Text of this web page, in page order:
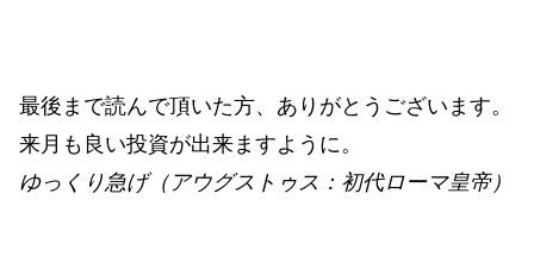
最後まで読んで頂いた方、ありがとうございます。
来月も良い投資が出来ますように。
ゆっくり急げ（アウグストゥス：初代ローマ皇帝）